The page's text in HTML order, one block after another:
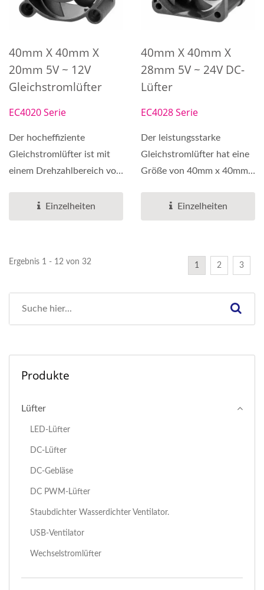
40mm X 40mm X
20mm 5V ~ 12V
Gleichstromlüfter
EC4020 Serie
Der hocheffiziente
Gleichstromlüfter ist mit
einem Drehzahlbereich von
konzipiert...Einzelheiten
40mm X 40mm X
28mm 5V ~ 24V DC-
Lüfter
EC4028 Serie
Der leistungsstarke
Gleichstromlüfter hat eine
Größe von 40mm x 40mm x
Einzelheiten
Ergebnis 1 - 12 von 32 1 2 3
Produkte
Lüfter
LED-Lüfter
DC-Lüfter
DC-Gebläse
DC PWM-Lüfter
Staubdichter Wasserdichter Ventilator.
USB-Ventilator
Wechselstromlüfter